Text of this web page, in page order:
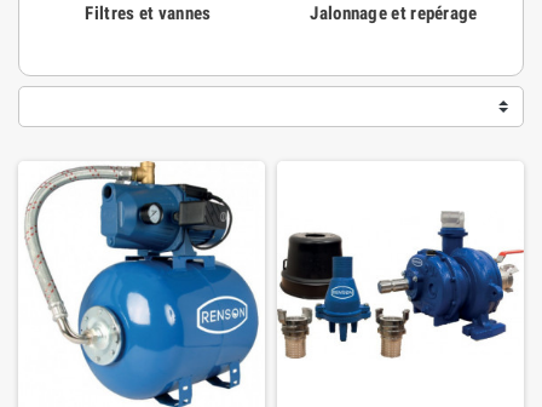
Filtres et vannes Jalonnage et repérage